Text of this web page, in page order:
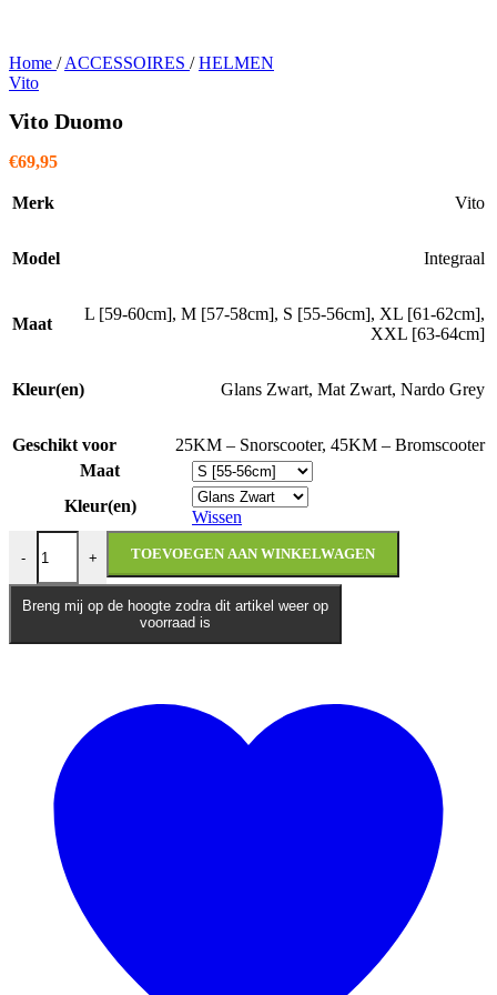
Home / ACCESSOIRES / HELMEN
Vito
Vito Duomo
€69,95
Merk Vito
Model Integraal
Maat
L [59-60cm], M [57-58cm], S [55-56cm], XL [61-62cm],
XXL [63-64cm]
Kleur(en) Glans Zwart, Mat Zwart, Nardo Grey
Geschikt voor 25KM – Snorscooter, 45KM – Bromscooter
Maat
Kleur(en)
Wissen
-
Vito Duomo aantal
+ TOEVOEGEN AAN WINKELWAGEN
Breng mij op de hoogte zodra dit artikel weer op
voorraad is